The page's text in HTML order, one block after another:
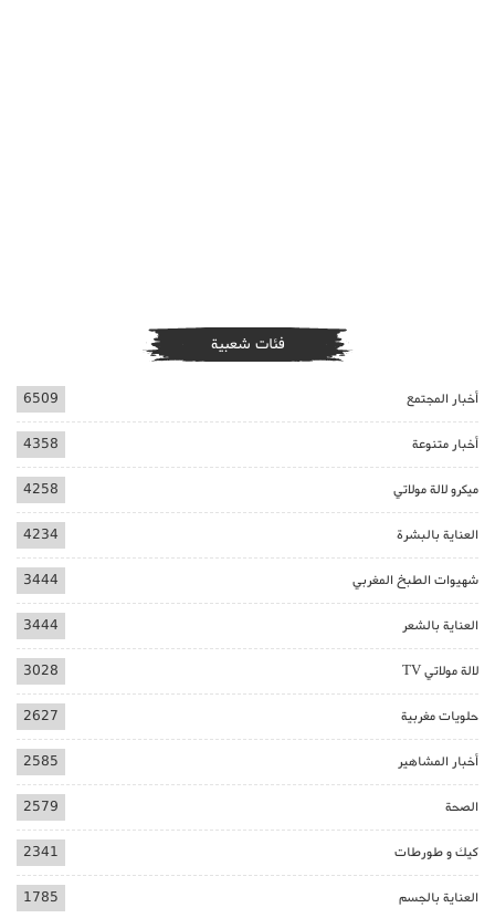
فئات شعبية
أخبار المجتمع 6509
أخبار متنوعة 4358
ميكرو لالة مولاتي 4258
العناية بالبشرة 4234
شهيوات الطبخ المغربي 3444
العناية بالشعر 3444
لالة مولاتي TV 3028
حلويات مغربية 2627
أخبار المشاهير 2585
الصحة 2579
كيك و طورطات 2341
العناية بالجسم 1785